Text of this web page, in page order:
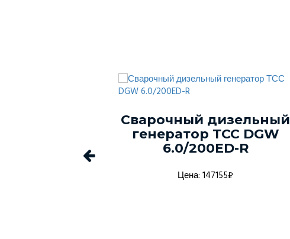
Сварочный дизельный
генератор ТСС DGW
6.0/200ED-R
Цена: 147155₽